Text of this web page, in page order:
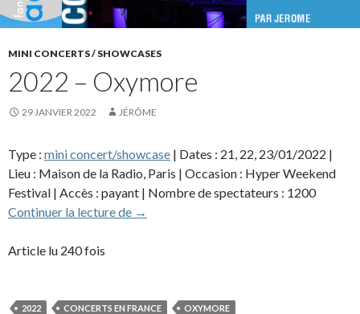
MINI CONCERTS / SHOWCASES
2022 – Oxymore
29 JANVIER 2022 JÉRÔME
Type : mini concert/showcase | Dates : 21, 22, 23/01/2022 |
Lieu : Maison de la Radio, Paris | Occasion : Hyper Weekend
Festival | Accès : payant | Nombre de spectateurs : 1200
Continuer la lecture de 2022 – Oxymore
→
Article lu 240 fois
2022 CONCERTS EN FRANCE OXYMORE